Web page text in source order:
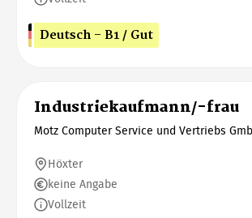
Deutsch - B1 / Gut
Industriekaufmann/-frau
Motz Computer Service und Vertriebs
Höxter
keine Angabe
Vollzeit